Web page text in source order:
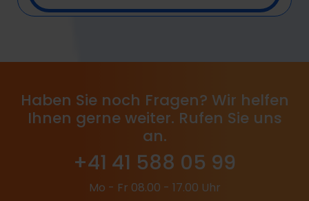
Haben Sie noch Fragen? Wir helfen
Ihnen gerne weiter. Rufen Sie uns
an.
+41 41 588 05 99
Mo - Fr 08.00 - 17.00 Uhr